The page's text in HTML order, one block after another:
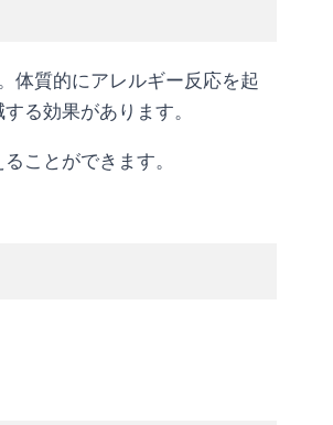
体質的にアレルギー反応を起
る効果があります。
ことができます。